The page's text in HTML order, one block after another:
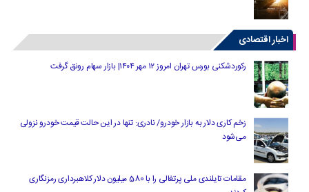
اخبار اقتصادی
رکوردشکنی بورس تهران امروز ۱۲ مهر ۱۴۰۴| بازار سهام رونق گرفت
زخم کاری دلار به بازار خودرو/ نادری: تنها در این حالت قیمت خودرو نزولی
می‌شود
مقامات تایلندی ملی پرتغالی را با 580 میلیون دلار کلاهبرداری رمزنگاری